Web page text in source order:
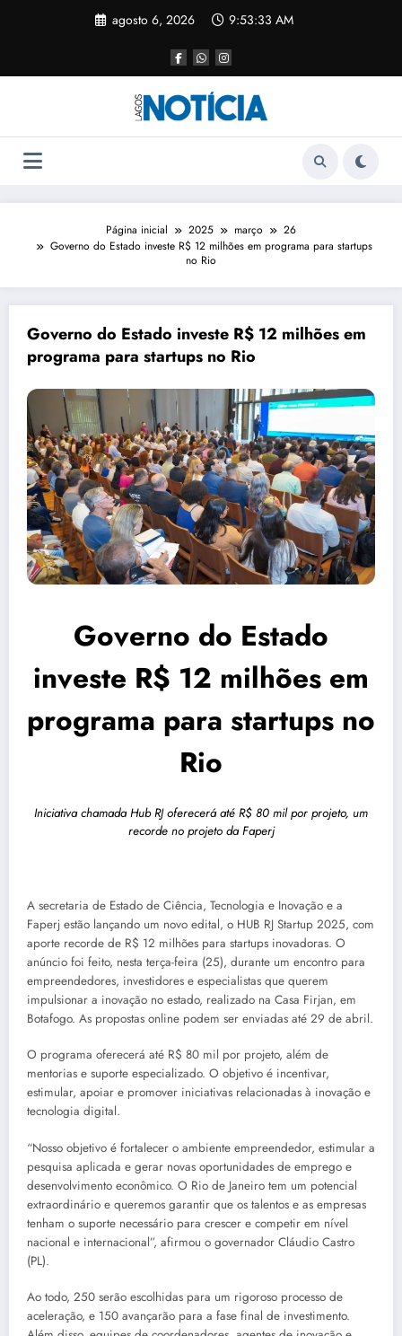
agosto 6, 2026 9:53:33 AM
Página inicial 2025 março
26
Governo do Estado investe R$ 12 milhões em programa para startups
no Rio
Governo do Estado investe R$ 12 milhões em
programa para startups no Rio
Governo do Estado
investe R$ 12 milhões em
programa para startups no
Rio
Iniciativa chamada Hub RJ oferecerá até R$ 80 mil por projeto, um
recorde no projeto da Faperj
A secretaria de Estado de Ciência, Tecnologia e Inovação e a
Faperj estão lançando um novo edital, o HUB RJ Startup 2025, com
aporte recorde de R$ 12 milhões para startups inovadoras. O
anúncio foi feito, nesta terça-feira (25), durante um encontro para
empreendedores, investidores e especialistas que querem
impulsionar a inovação no estado, realizado na Casa Firjan, em
Botafogo. As propostas online podem ser enviadas até 29 de abril.
O programa oferecerá até R$ 80 mil por projeto, além de
mentorias e suporte especializado. O objetivo é incentivar,
estimular, apoiar e promover iniciativas relacionadas à inovação e
tecnologia digital.
“Nosso objetivo é fortalecer o ambiente empreendedor, estimular a
pesquisa aplicada e gerar novas oportunidades de emprego e
desenvolvimento econômico. O Rio de Janeiro tem um potencial
extraordinário e queremos garantir que os talentos e as empresas
tenham o suporte necessário para crescer e competir em nível
nacional e internacional”, afirmou o governador Cláudio Castro
(PL).
Ao todo, 250 serão escolhidas para um rigoroso processo de
aceleração, e 150 avançarão para a fase final de investimento.